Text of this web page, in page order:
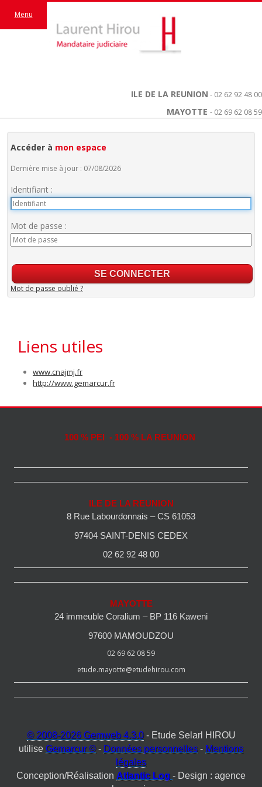
ILE DE LA REUNION - 02 62 92 48 00
MAYOTTE - 02 69 62 08 59
Menu
Accéder à mon espace
Dernière mise à jour : 07/08/2026
Identifiant :
Mot de passe :
Mot de passe oublié ?
Liens utiles
www.cnajmj.fr
http://www.gemarcur.fr
100 % PEI - 100 % LA REUNION
ILE DE LA REUNION
8 Rue Labourdonnais – CS 61053
97404 SAINT-DENIS CEDEX
02 62 92 48 00
MAYOTTE
24 immeuble Coralium – BP 116 Kaweni
97600 MAMOUDZOU
02 69 62 08 59
etude.mayotte@etudehirou.com
© 2008-2026 Gemweb 4.3.0- Etude Selarl HIROU
utilise Gemarcur © - Données personnelles - Mentions
légales
Conception/Réalisation Atlantic Log - Design : agence